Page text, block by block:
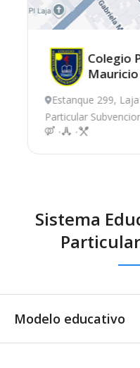
Colegio
Mauricio
Estanque 299, Laja
Particular
Sistema
Modelo educativo